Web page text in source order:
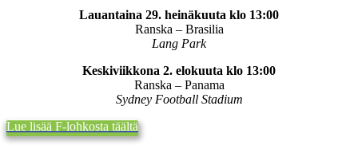
Lauantaina 29. heinäkuuta klo 13:00
Ranska – Brasilia
Lang Park
Keskiviikkona 2. elokuuta klo 13:00
Ranska – Panama
Sydney Football Stadium
Lue lisää F-lohkosta täältä